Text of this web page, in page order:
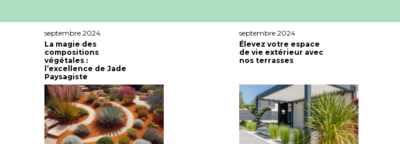
septembre 2024
La magie des
compositions
végétales :
l’excellence de Jade
Paysagiste
septembre 2024
Élevez votre espace
de vie extérieur avec
nos terrasses